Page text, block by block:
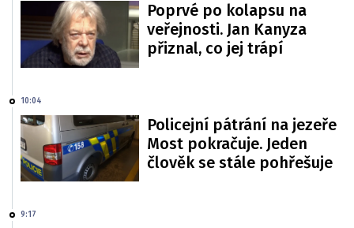
Poprvé po kolapsu na
veřejnosti. Jan Kanyza
přiznal, co jej trápí
10:04
Policejní pátrání na jezeře
Most pokračuje. Jeden
člověk se stále pohřešuje
9:17